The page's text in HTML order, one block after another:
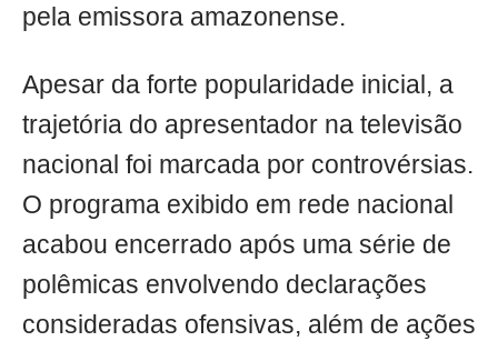
pela emissora amazonense.
Apesar da forte popularidade inicial, a
trajetória do apresentador na televisão
nacional foi marcada por controvérsias.
O programa exibido em rede nacional
acabou encerrado após uma série de
polêmicas envolvendo declarações
consideradas ofensivas, além de ações